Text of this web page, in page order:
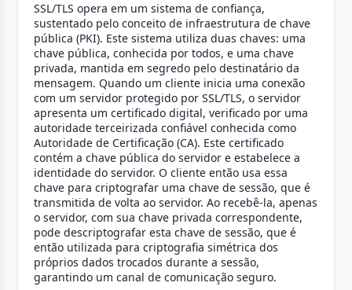
SSL/TLS opera em um sistema de confiança,
sustentado pelo conceito de infraestrutura de chave
pública (PKI). Este sistema utiliza duas chaves: uma
chave pública, conhecida por todos, e uma chave
privada, mantida em segredo pelo destinatário da
mensagem. Quando um cliente inicia uma conexão
com um servidor protegido por SSL/TLS, o servidor
apresenta um certificado digital, verificado por uma
autoridade terceirizada confiável conhecida como
Autoridade de Certificação (CA). Este certificado
contém a chave pública do servidor e estabelece a
identidade do servidor. O cliente então usa essa
chave para criptografar uma chave de sessão, que é
transmitida de volta ao servidor. Ao recebê-la, apenas
o servidor, com sua chave privada correspondente,
pode descriptografar esta chave de sessão, que é
então utilizada para criptografia simétrica dos
próprios dados trocados durante a sessão,
garantindo um canal de comunicação seguro.